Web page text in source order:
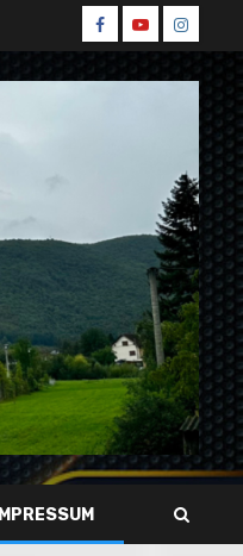
Spin
Facebook
Spin
Youtube
Spin
IMPRESSUM